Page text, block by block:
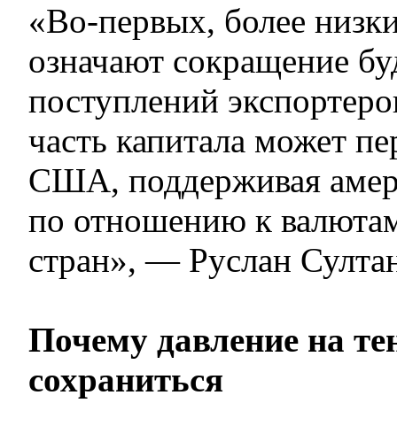
«Во-первых, более
означают сокращение
поступлений
часть капитала может
США, поддерживая
по отношению к
стран», — Руслан
Почему давление на
сохраниться